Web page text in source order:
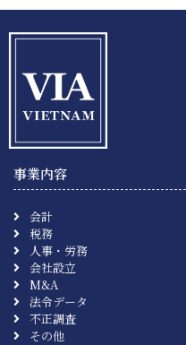
事業内容
会計
税務
人事・労務
会社設立
M&A
法令データ
不正調査
その他